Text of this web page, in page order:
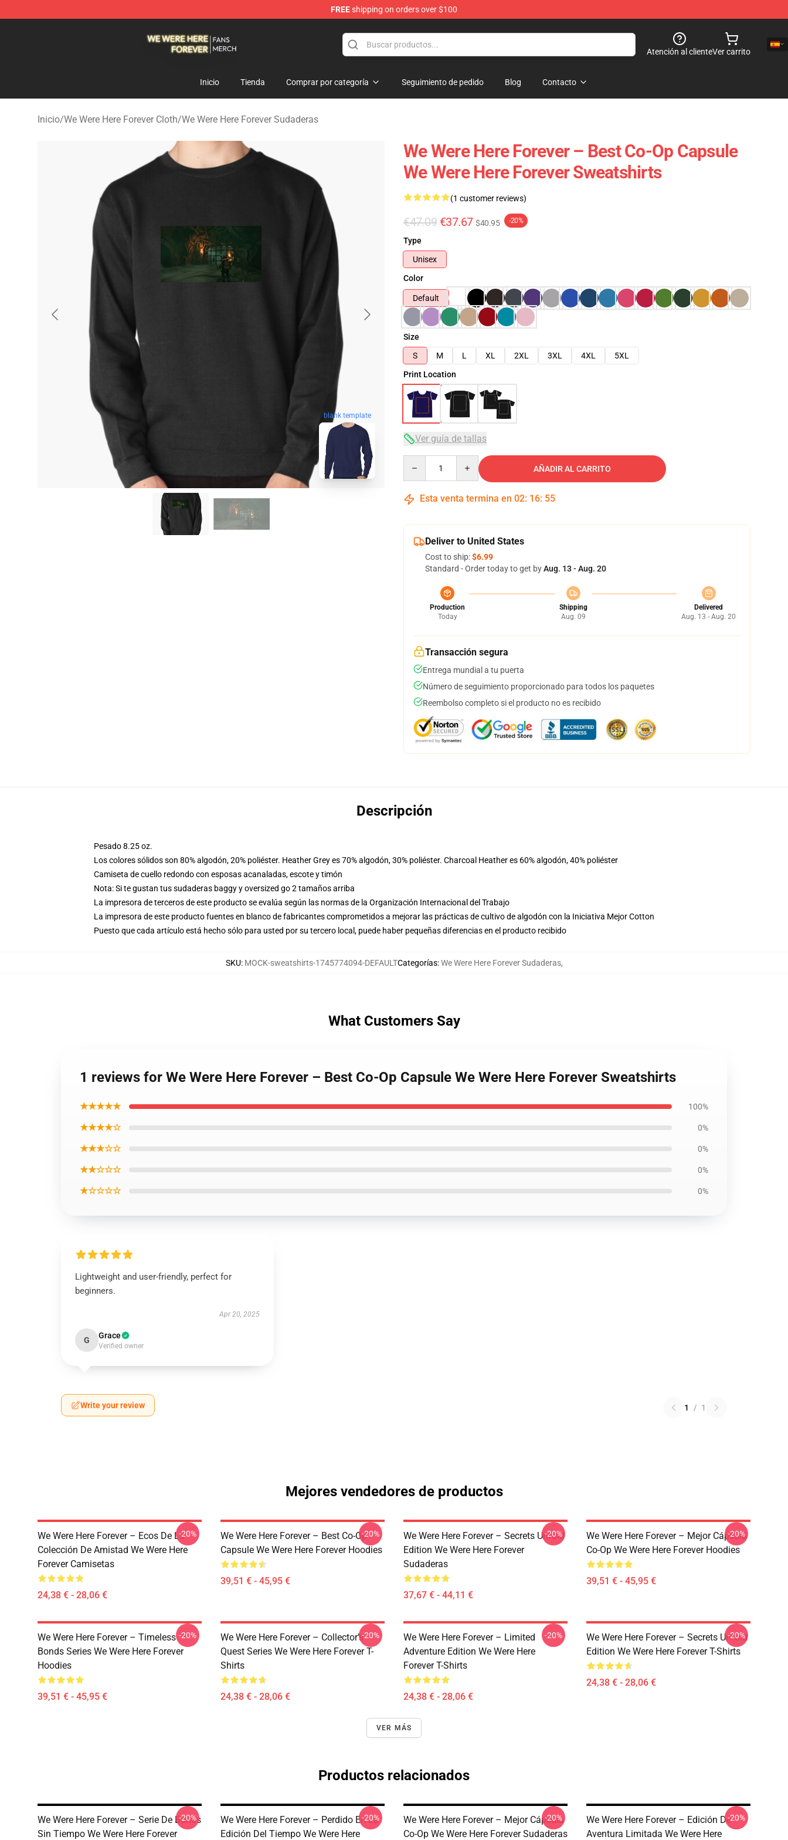
FREEshipping on orders over $100
Atención al clienteVer carrito
Inicio Tienda Comprar por categoría Seguimiento de pedido Blog Contacto
Inicio/We Were Here Forever Cloth/We Were Here Forever Sudaderas
blank template
We Were Here Forever – Best Co-Op Capsule
We Were Here Forever Sweatshirts
(1 customer reviews)
€47.09 €37.67 $40.95 -20%
Type
Unisex
Color
Default
Size
S
M L XL 2XL 3XL 4XL
5XL
Print Location
Ver guía de tallas
AÑADIR AL CARRITO
Esta venta termina en 02: 16: 54
Deliver to United States
Cost to ship:$6.99
Standard - Order today to get byAug. 13 - Aug. 20
Production
Today
Shipping
Aug. 09
Delivered
Aug. 13 - Aug. 20
Transacción segura
Entrega mundial a tu puerta
Número de seguimiento proporcionado para todos los paquetes
Reembolso completo si el producto no es recibido
Descripción
Pesado 8.25 oz.
Los colores sólidos son 80% algodón, 20% poliéster. Heather Grey es 70% algodón, 30% poliéster. Charcoal Heather es 60% algodón, 40% poliéster
Camiseta de cuello redondo con esposas acanaladas, escote y timón
Nota: Si te gustan tus sudaderas baggy y oversized go 2 tamaños arriba
La impresora de terceros de este producto se evalúa según las normas de la Organización Internacional del Trabajo
La impresora de este producto fuentes en blanco de fabricantes comprometidos a mejorar las prácticas de cultivo de algodón con la Iniciativa Mejor Cotton
Puesto que cada artículo está hecho sólo para usted por su tercero local, puede haber pequeñas diferencias en el producto recibido
SKU: MOCK-sweatshirts-1745774094-DEFAULTCategorías:We Were Here Forever Sudaderas,
What Customers Say
1 reviews for We Were Here Forever – Best Co-Op Capsule We Were Here Forever Sweatshirts
★★★★★ 100%
★★★★☆ 0%
★★★☆☆ 0%
★★☆☆☆ 0%
★☆☆☆☆ 0%
Lightweight and user-friendly, perfect for
beginners.
Apr 20, 2025
G Grace
Verified owner
Write your review 1 / 1
Mejores vendedores de productos
We Were Here Forever – Ecos De La
Colección De Amistad We Were Here
Forever Camisetas
24,38 € - 28,06 €
-20%
We Were Here Forever – Best Co-Op
Capsule We Were Here Forever Hoodies
39,51 € - 45,95 €
-20%
We Were Here Forever – Secrets Unfold
Edition We Were Here Forever
Sudaderas
37,67 € - 44,11 €
-20%
We Were Here Forever – Mejor Cápsula
Co-Op We Were Here Forever Hoodies
39,51 € - 45,95 €
-20%
We Were Here Forever – Timeless
Bonds Series We Were Here Forever
Hoodies
39,51 € - 45,95 €
-20%
We Were Here Forever – Collector’s
Quest Series We Were Here Forever T-
Shirts
24,38 € - 28,06 €
-20%
We Were Here Forever – Limited
Adventure Edition We Were Here
Forever T-Shirts
24,38 € - 28,06 €
-20%
We Were Here Forever – Secrets Unfold
Edition We Were Here Forever T-Shirts
24,38 € - 28,06 €
-20%
VER MÁS
Productos relacionados
We Were Here Forever – Serie De Bonos
Sin Tiempo We Were Here Forever
-20%
We Were Here Forever – Perdido En La
Edición Del Tiempo We Were Here
-20%
We Were Here Forever – Mejor Cápsula
Co-Op We Were Here Forever Sudaderas
-20%
We Were Here Forever – Edición De
Aventura Limitada We Were Here
-20%